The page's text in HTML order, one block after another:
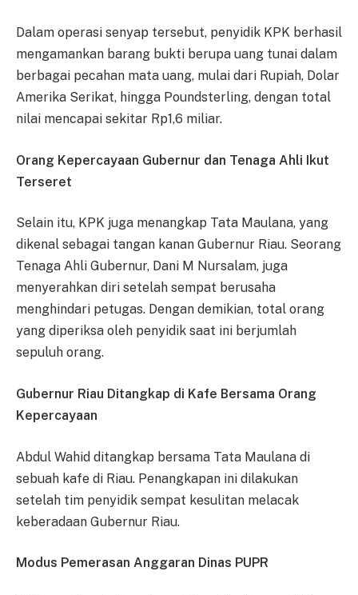
Dalam operasi senyap tersebut, penyidik KPK berhasil
mengamankan barang bukti berupa uang tunai dalam
berbagai pecahan mata uang, mulai dari Rupiah, Dolar
Amerika Serikat, hingga Poundsterling, dengan total
nilai mencapai sekitar Rp1,6 miliar.
Orang Kepercayaan Gubernur dan Tenaga Ahli Ikut
Terseret
Selain itu, KPK juga menangkap Tata Maulana, yang
dikenal sebagai tangan kanan Gubernur Riau. Seorang
Tenaga Ahli Gubernur, Dani M Nursalam, juga
menyerahkan diri setelah sempat berusaha
menghindari petugas. Dengan demikian, total orang
yang diperiksa oleh penyidik saat ini berjumlah
sepuluh orang.
Gubernur Riau Ditangkap di Kafe Bersama Orang
Kepercayaan
Abdul Wahid ditangkap bersama Tata Maulana di
sebuah kafe di Riau. Penangkapan ini dilakukan
setelah tim penyidik sempat kesulitan melacak
keberadaan Gubernur Riau.
Modus Pemerasan Anggaran Dinas PUPR